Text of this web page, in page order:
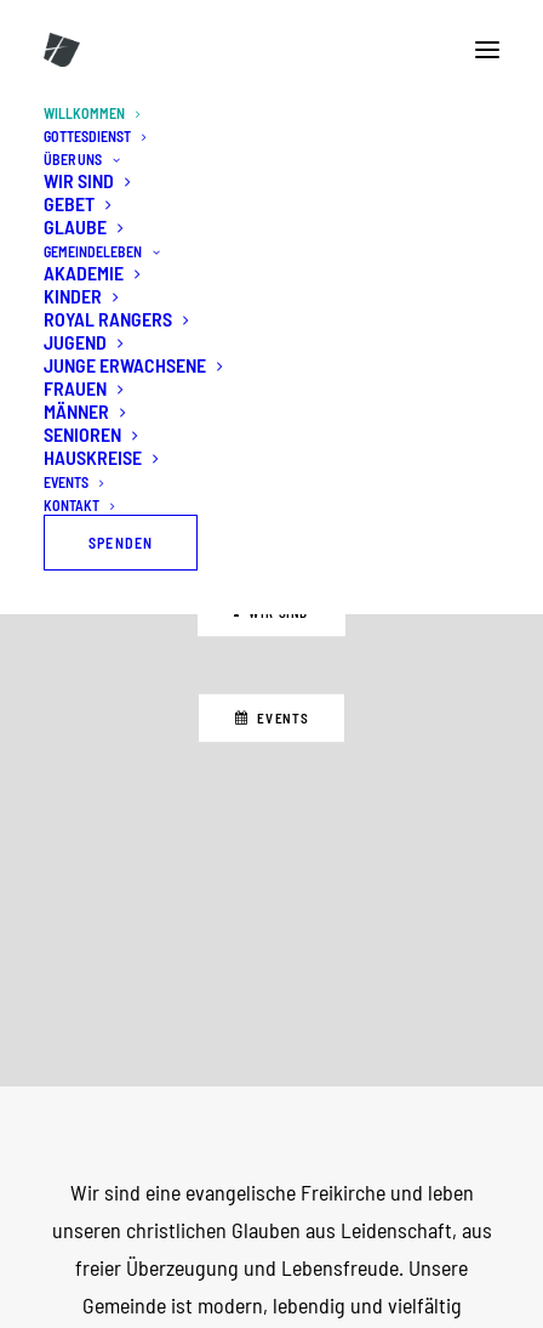
WILLKOMMEN
GOTTESDIENST
ÜBER UNS
WIR SIND
GEBET
GLAUBE
GEMEINDELEBEN
AKADEMIE
KINDER
ROYAL RANGERS
JUGEND
JUNGE ERWACHSENE
FRAUEN
MÄNNER
SENIOREN
HAUSKREISE
EVENTS
KONTAKT
SPENDEN
in der CG-KS
WIR SIND
EVENTS
Wir sind eine evangelische Freikirche und leben
unseren christlichen Glauben aus Leidenschaft, aus
freier Überzeugung und Lebensfreude. Unsere
Gemeinde ist modern, lebendig und vielfältig